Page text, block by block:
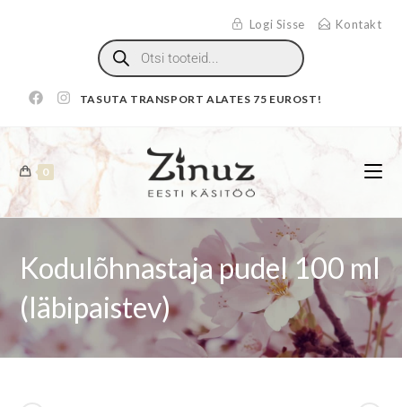
Logi Sisse Kontakt
TASUTA TRANSPORT ALATES 75 EUROST!
0
Kodulõhnastaja pudel 100 ml
(läbipaistev)